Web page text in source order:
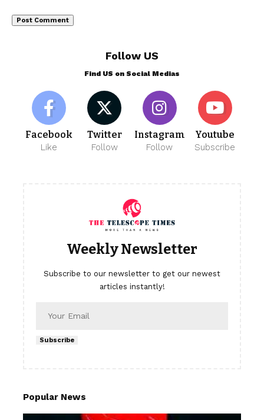
Follow US
Find US on Social Medias
Facebook
Like
Twitter
Follow
Instagram
Follow
Youtube
Subscribe
Weekly Newsletter
Subscribe to our newsletter to get our newest
articles instantly!
Subscribe
Popular News